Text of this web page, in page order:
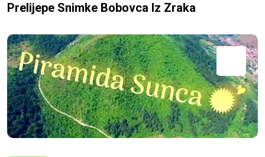
Prelijepe Snimke Bobovca Iz Zraka